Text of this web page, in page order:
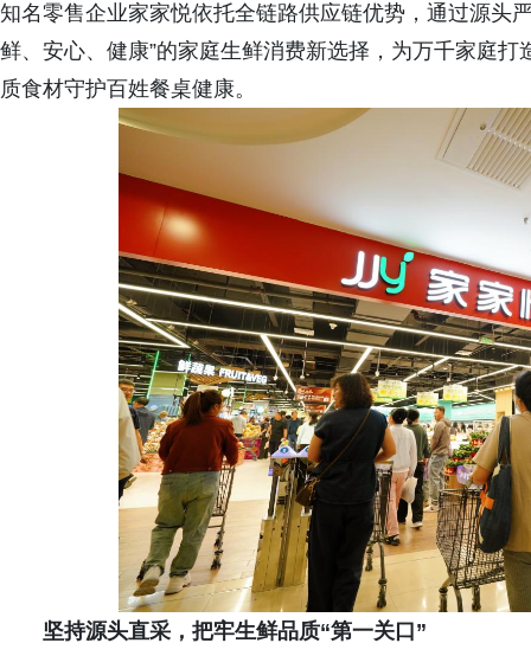
知名零售企业家家悦依托全链路供应链优势，通过源头
鲜、安心、健康”的家庭生鲜消费新选择，为万千家庭
质食材守护百姓餐桌健康。
坚持源头直采，把牢生鲜品质“第一关口”